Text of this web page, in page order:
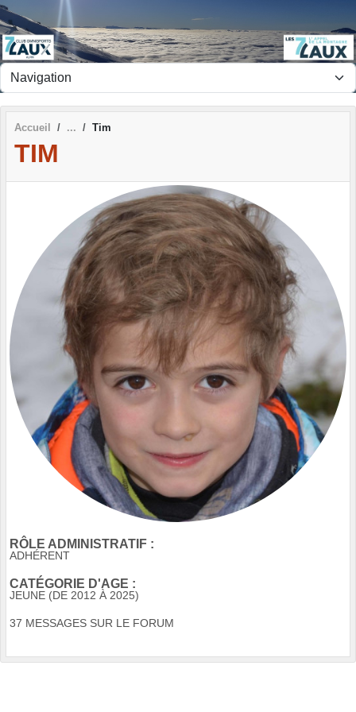
Accueil Tim
TIM
RÔLE ADMINISTRATIF :
ADHÉRENT
CATÉGORIE D'AGE :
JEUNE (DE 2012 À 2025)
37 MESSAGES SUR LE FORUM
Panneau de gestion des cookies